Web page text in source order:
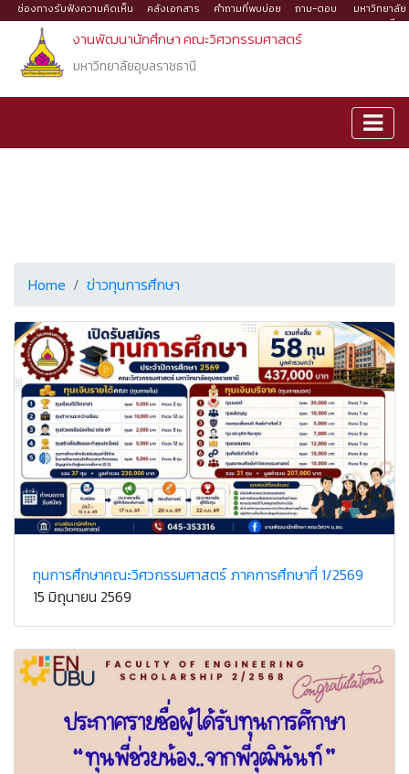
ช่องทางรับฟังความคิดเห็น คลังเอกสาร คำถามที่พบบ่อย ถาม-ตอบ
มหาวิทยาลัย
อุบลราชธานี
งานพัฒนานักศึกษา คณะวิศวกรรมศาสตร์
มหาวิทยาลัยอุบลราชธานี
Home ข่าวทุนการศึกษา
ทุนการศึกษาคณะวิศวกรรมศาสตร์ ภาคการศึกษาที่ 1/2569
15 มิถุนายน 2569